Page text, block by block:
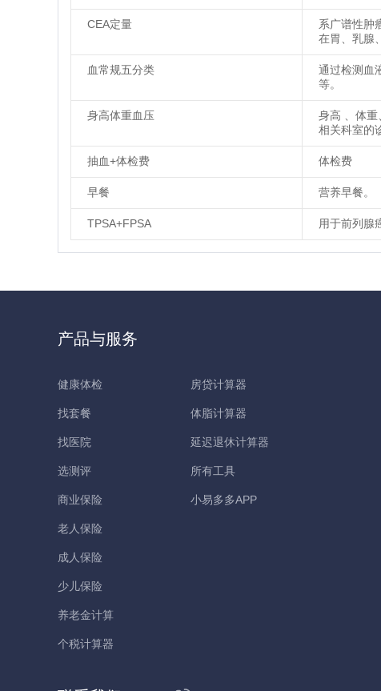
CEA定量
系广谱性肿
在胃、乳腺
血常规五分类
通过检测血
等。
身高体重血压
身高 、体重
相关科室的
抽血+体检费 体检费
早餐 营养早餐。
TPSA+FPSA 用于前列腺
产品与服务
健康体检
找套餐
找医院
选测评
商业保险
老人保险
成人保险
少儿保险
养老金计算
个税计算器
房贷计算器
体脂计算器
延迟退休计算器
所有工具
小易多多APP